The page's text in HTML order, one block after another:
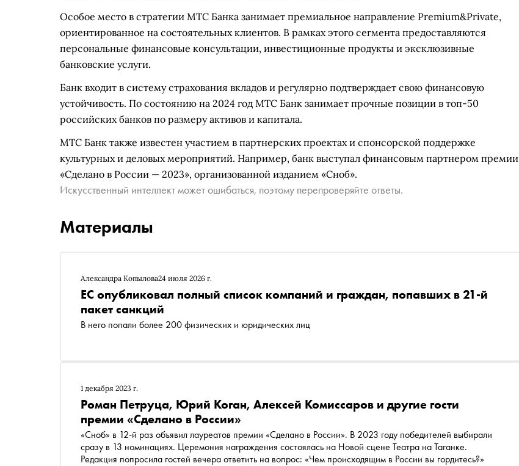
Особое место в стратегии МТС Банка занимает премиальное направление Premium&Private,
ориентированное на состоятельных клиентов. В рамках этого сегмента предоставляются
персональные финансовые консультации, инвестиционные продукты и эксклюзивные
банковские услуги.
Банк входит в систему страхования вкладов и регулярно подтверждает свою финансовую
устойчивость. По состоянию на 2024 год МТС Банк занимает прочные позиции в топ-50
российских банков по размеру активов и капитала.
МТС Банк также известен участием в партнерских проектах и спонсорской поддержке
культурных и деловых мероприятий. Например, банк выступал финансовым партнером премии
«Сделано в России — 2023», организованной изданием «Сноб».
Искусственный интеллект может ошибаться, поэтому перепроверяйте ответы.
Материалы
Александра Копылова24 июля 2026 г.
ЕС опубликовал полный список компаний и граждан, попавших в 21-й
пакет санкций
В него попали более 200 физических и юридических лиц
1 декабря 2023 г.
Роман Петруца, Юрий Коган, Алексей Комиссаров и другие гости
премии «Сделано в России»
«Сноб» в 12-й раз объявил лауреатов премии «Сделано в России». В 2023 году победителей выбирали
сразу в 13 номинациях. Церемония награждения состоялась на Новой сцене Театра на Таганке.
Редакция попросила гостей вечера ответить на вопрос: «Чем происходящим в России вы гордитесь?»